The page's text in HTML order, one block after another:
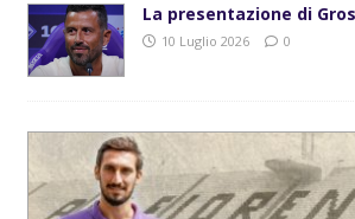
La presentazione di
10 Luglio 2026 0